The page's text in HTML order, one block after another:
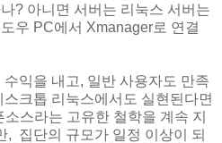
? 아니면 서버는 리눅스 서버는
우 PC에서 Xmanager로 연결
익을 내고, 일반 사용자도 만족
크톱 리눅스에서도 실현된다면
스라는 고유한 철학을 계속 지
, 집단의 규모가 일정 이상이 되